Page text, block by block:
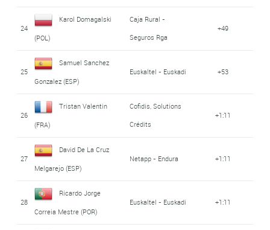
24
Karol Domagalski
(POL)
Caja Rural -
Seguros Rga
+49
25
Samuel Sanchez
Gonzalez (ESP)
Euskaltel - Euskadi +53
26
Tristan Valentin
(FRA)
Cofidis, Solutions
Crédits
+1:11
27
David De La Cruz
Melgarejo (ESP)
Netapp - Endura +1:11
28
Ricardo Jorge
Correia Mestre (POR)
Euskaltel - Euskadi +1:11